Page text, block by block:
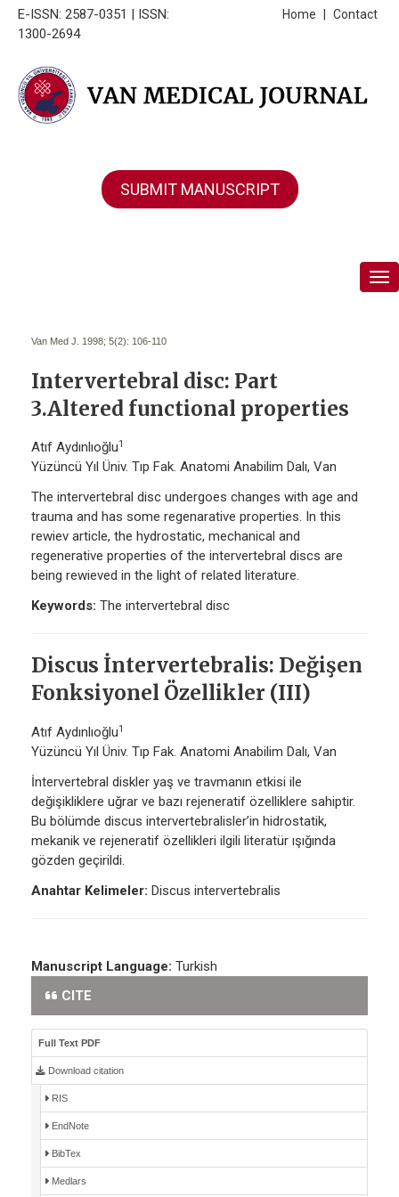
E-ISSN: 2587-0351 | ISSN:
1300-2694
Contact
Home
SUBMIT MANUSCRIPT
Van Med J. 1998; 5(2): 106-110
Intervertebral disc: Part
3.Altered functional properties
Atıf Aydınlıoğlu1
Yüzüncü Yıl Üniv. Tıp Fak. Anatomi Anabilim Dalı, Van
The intervertebral disc undergoes changes with age and
trauma and has some regenarative properties. In this
rewiev article, the hydrostatic, mechanical and
regenerative properties of the intervertebral discs are
being rewieved in the light of related literature.
Keywords: The intervertebral disc
Discus İntervertebralis: Değişen
Fonksiyonel Özellikler (III)
Atıf Aydınlıoğlu1
Yüzüncü Yıl Üniv. Tıp Fak. Anatomi Anabilim Dalı, Van
İntervertebral diskler yaş ve travmanın etkisi ile
değişikliklere uğrar ve bazı rejeneratif özelliklere sahiptir.
Bu bölümde discus intervertebralisler’in hidrostatik,
mekanik ve rejeneratif özellikleri ilgili literatür ışığında
gözden geçirildi.
Anahtar Kelimeler: Discus intervertebralis
Manuscript Language: Turkish
CITE
Full Text PDF
Download citation
RIS
EndNote
BibTex
Medlars